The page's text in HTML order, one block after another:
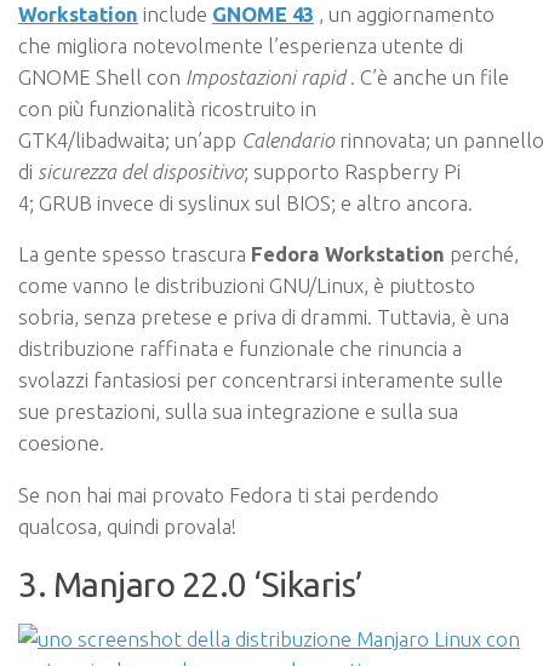
Workstation include GNOME 43 , un aggiornamento
che migliora notevolmente l’esperienza utente di
GNOME Shell con Impostazioni rapid. C’è anche un file
con più funzionalità ricostruito in
GTK4/libadwaita; un’app Calendariorinnovata; un pannello
di sicurezza del dispositivo; supporto Raspberry Pi
4; GRUB invece di syslinux sul BIOS; e altro ancora.
La gente spesso trascura Fedora Workstation perché,
come vanno le distribuzioni GNU/Linux, è piuttosto
sobria, senza pretese e priva di drammi. Tuttavia, è una
distribuzione raffinata e funzionale che rinuncia a
svolazzi fantasiosi per concentrarsi interamente sulle
sue prestazioni, sulla sua integrazione e sulla sua
coesione.
Se non hai mai provato Fedora ti stai perdendo
qualcosa, quindi provala!
3. Manjaro 22.0 ‘Sikaris’